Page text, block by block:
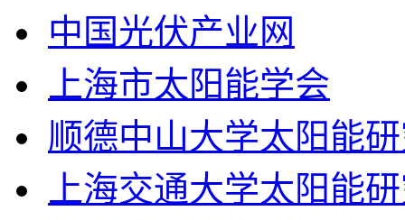
中国光伏产业网
上海市太阳能学会
顺德中山大学太阳能
上海交通大学太阳能